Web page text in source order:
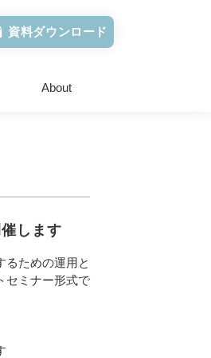
資料ダウンロード
About
します
るための運用と
セミナー形式で